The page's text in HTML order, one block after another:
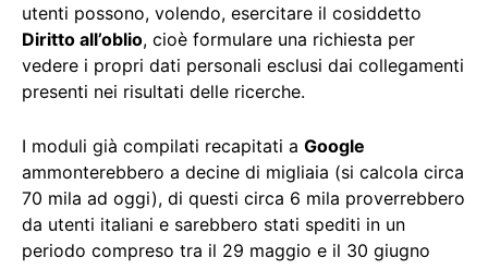
utenti possono, volendo, esercitare il cosiddetto
Diritto all’oblio, cioè formulare una richiesta per
vedere i propri dati personali esclusi dai collegamenti
presenti nei risultati delle ricerche.
I moduli già compilati recapitati a Google
ammonterebbero a decine di migliaia (si calcola circa
70 mila ad oggi), di questi circa 6 mila proverrebbero
da utenti italiani e sarebbero stati spediti in un
periodo compreso tra il 29 maggio e il 30 giugno